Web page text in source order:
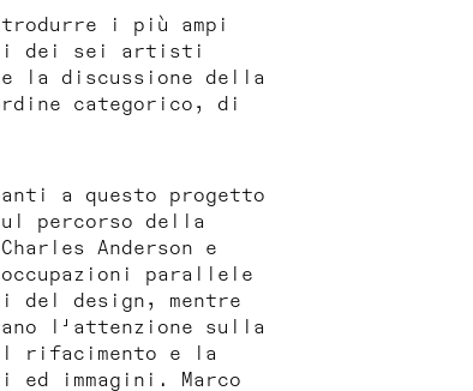
i più ampi
dei sei artisti
la discussione della
categorico, di
a questo progetto
percorso della
Anderson e
parallele
del design, mentre
l'attenzione sulla
rifacimento e la
immagini. Marco